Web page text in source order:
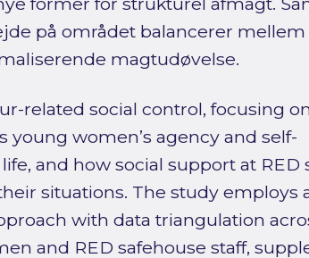
på området balancerer
magtudøvelse.
related social control, focusing
young women’s agency and self-
and how social support at RED
situations. The study employs
with data triangulation
and RED safehouse staff,